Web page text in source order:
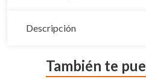
Descripción
También te